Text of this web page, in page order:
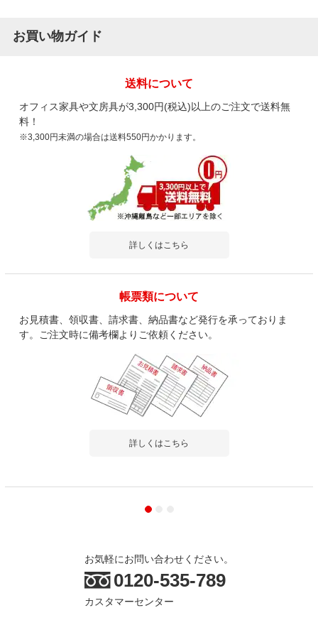
お買い物ガイド
送料について
オフィス家具や文房具が3,300円(税込)以上のご注文で送料無
料！
※3,300円未満の場合は送料550円かかります。
詳しくはこちら
帳票類について
お見積書、領収書、請求書、納品書など発行を承っておりま
す。ご注文時に備考欄よりご依頼ください。
詳しくはこちら
お気軽にお問い合わせください。
0120-535-789
カスタマーセンター